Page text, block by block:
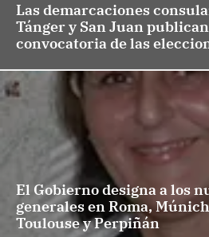
Las demarcaciones
Tánger y San Juan
convocatoria de las
El Gobierno designa a los
generales en Roma,
Toulouse y Perpiñán